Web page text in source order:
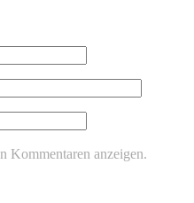
Kommentaren anzeigen.